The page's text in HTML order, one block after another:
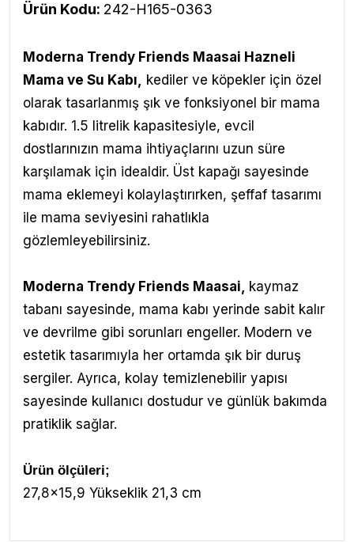
Ürün Kodu: 242-H165-0363
Moderna Trendy Friends Maasai Hazneli
Mama ve Su Kabı, kediler ve köpekler için özel
olarak tasarlanmış şık ve fonksiyonel bir mama
kabıdır. 1.5 litrelik kapasitesiyle, evcil
dostlarınızın mama ihtiyaçlarını uzun süre
karşılamak için idealdir. Üst kapağı sayesinde
mama eklemeyi kolaylaştırırken, şeffaf tasarımı
ile mama seviyesini rahatlıkla
gözlemleyebilirsiniz.
Moderna Trendy Friends Maasai, kaymaz
tabanı sayesinde, mama kabı yerinde sabit kalır
ve devrilme gibi sorunları engeller. Modern ve
estetik tasarımıyla her ortamda şık bir duruş
sergiler. Ayrıca, kolay temizlenebilir yapısı
sayesinde kullanıcı dostudur ve günlük bakımda
pratiklik sağlar.
Ürün ölçüleri;
27,8x15,9 Yükseklik 21,3 cm